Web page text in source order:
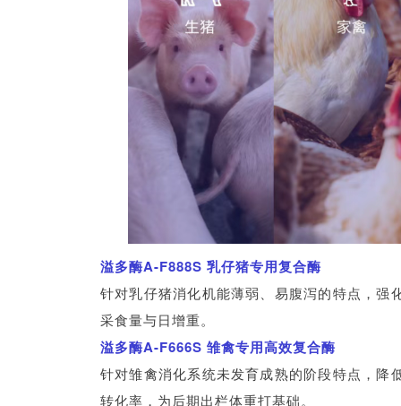
溢多酶A-F888S 乳仔猪专用复合酶
针对乳仔猪消化机能薄弱、易腹泻的特点，强
采食量与日增重。
溢多酶A-F666S 雏禽专用高效复合酶
针对雏禽消化系统未发育成熟的阶段特点，降
转化率，为后期出栏体重打基础。